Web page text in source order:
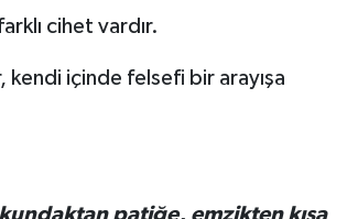
cihet vardır.
kendi içinde felsefi bir arayışa
patiğe, emzikten kısa